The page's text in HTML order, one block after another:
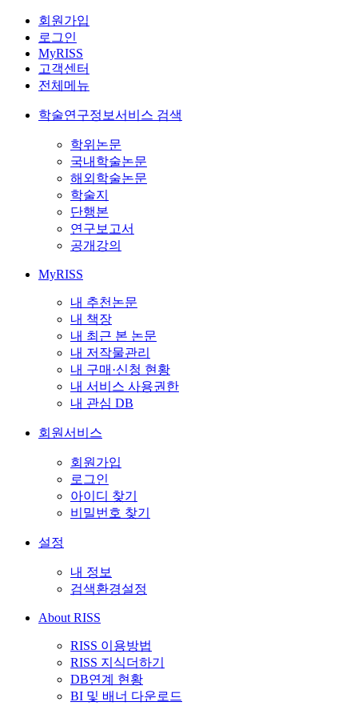
회원가입
로그인
MyRISS
고객센터
전체메뉴
학술연구정보서비스 검색
학위논문
국내학술논문
해외학술논문
학술지
단행본
연구보고서
공개강의
MyRISS
내 추천논문
내 책장
내 최근 본 논문
내 저작물관리
내 구매·신청 현황
내 서비스 사용권한
내 관심 DB
회원서비스
회원가입
로그인
아이디 찾기
비밀번호 찾기
설정
내 정보
검색환경설정
About RISS
RISS 이용방법
RISS 지식더하기
DB연계 현황
BI 및 배너 다운로드